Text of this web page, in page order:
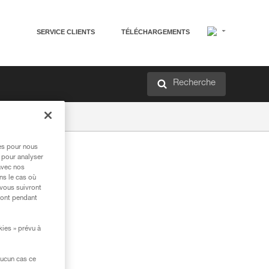
SERVICE CLIENTS TÉLÉCHARGEMENTS
Recherche
pour nous
analyser
nos
le cas où
suivront
pendant
» prévu à
cas ce